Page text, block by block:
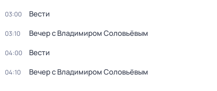
03:00 Вести
03:10 Вечер с Владимиром Соловьёвым
04:00 Вести
04:10 Вечер с Владимиром Соловьёвым